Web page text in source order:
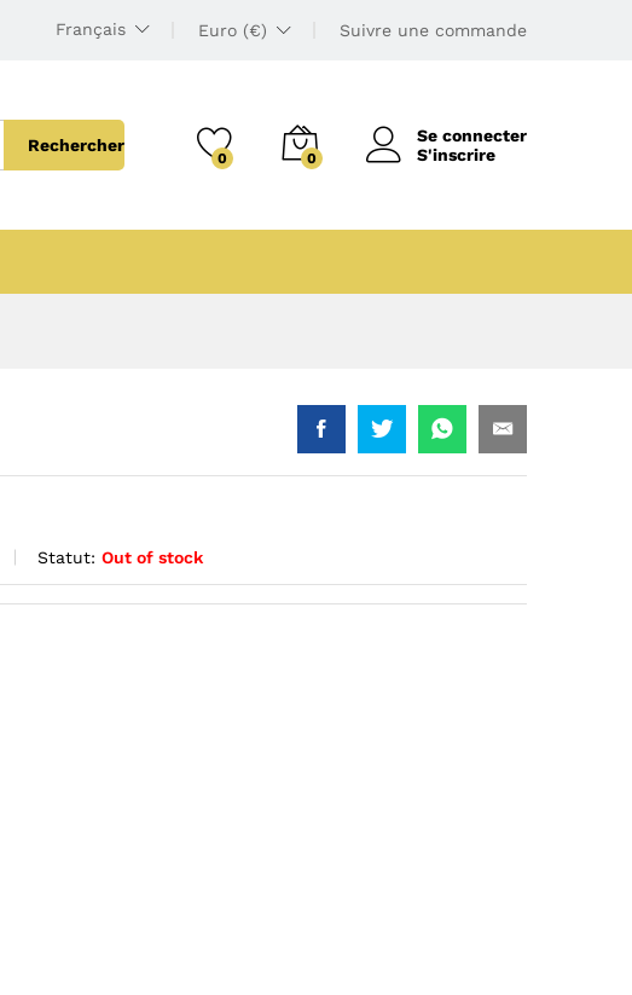
Français Euro (€) Suivre une commande
Rechercher
0 0
Se connecter
S'inscrire
Statut: Out of stock